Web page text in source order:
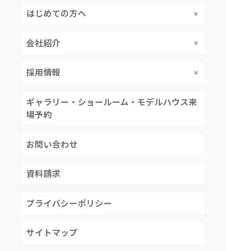
はじめての方へ
会社紹介
採用情報
ギャラリー・ショールーム・モデルハウス来
場予約
お問い合わせ
資料請求
プライバシーポリシー
サイトマップ